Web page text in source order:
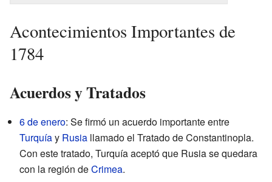
Acontecimientos Importantes de
1784
Acuerdos y Tratados
6 de enero: Se firmó un acuerdo importante entre
Turquíay Rusia llamado el Tratado de Constantinopla.
Con este tratado, Turquía aceptó que Rusia se quedara
con la región deCrimea.